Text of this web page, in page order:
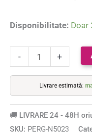
Disponibilitate: Doar
- +
Livrare estimată:
🚚 LIVRARE 24 - 48H
SKU: PERG-N5023